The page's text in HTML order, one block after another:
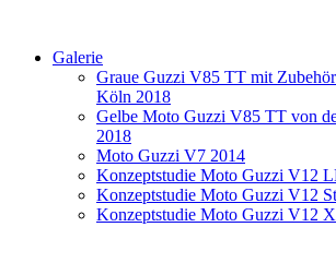
Galerie
Graue Guzzi V85 TT mit
Köln 2018
Gelbe Moto Guzzi V85 TT von
2018
Moto Guzzi V7 2014
Konzeptstudie Moto Guzzi V12
Konzeptstudie Moto Guzzi V12
Konzeptstudie Moto Guzzi V12 X